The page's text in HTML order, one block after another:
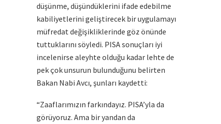
düşünme, düşündüklerini ifade edebilme
kabiliyetlerini geliştirecek bir uygulamayı
müfredat değişikliklerinde göz önünde
tuttuklarını söyledi. PISA sonuçları iyi
incelenirse aleyhte olduğu kadar lehte de
pek çok unsurun bulunduğunu belirten
Bakan Nabi Avcı, şunları kaydetti:
“Zaaflarımızın farkındayız. PISA’yla da
görüyoruz. Ama bir yandan da